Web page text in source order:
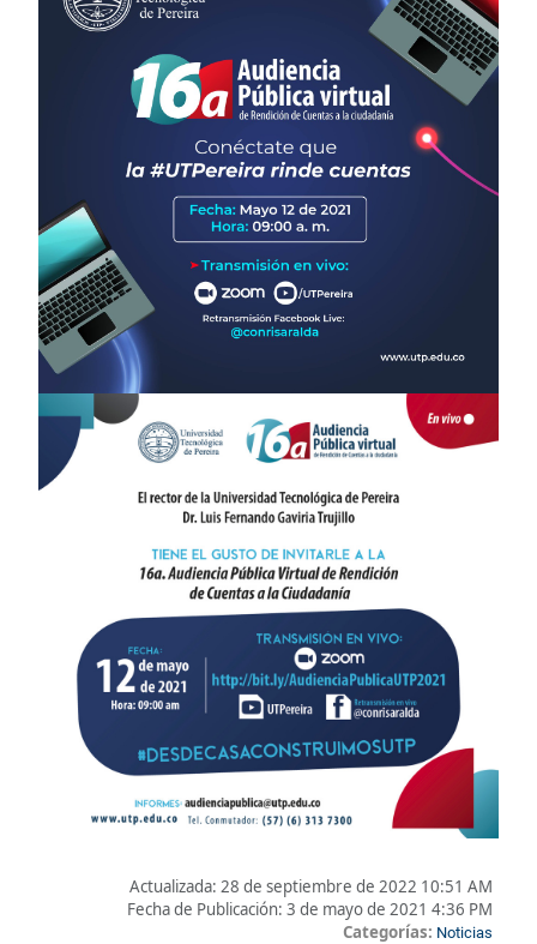
Actualizada: 28 de septiembre de 2022 10:51 AM
Fecha de Publicación: 3 de mayo de 2021 4:36 PM
Categorías: Noticias